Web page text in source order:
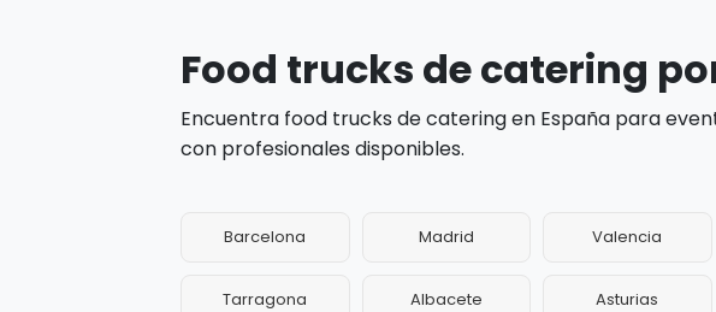
Food trucks de catering
Encuentra food trucks de catering en España para
con profesionales disponibles.
Barcelona Madrid Valencia
Tarragona Albacete Asturias